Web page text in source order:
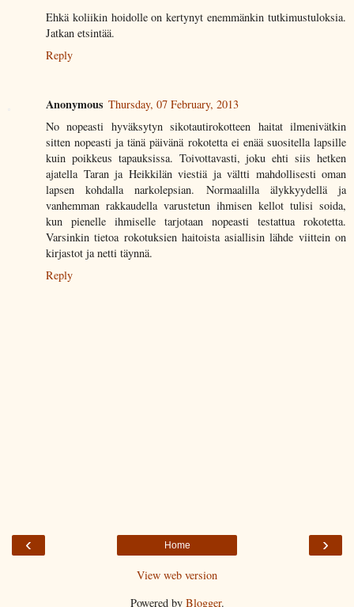
Ehkä koliikin hoidolle on kertynyt enemmänkin tutkimustuloksia.
Jatkan etsintää.
Reply
Anonymous Thursday, 07 February, 2013
No nopeasti hyväksytyn sikotautirokotteen haitat ilmenivätkin
sitten nopeasti ja tänä päivänä rokotetta ei enää suositella lapsille
kuin poikkeus tapauksissa. Toivottavasti, joku ehti siis hetken
ajatella Taran ja Heikkilän viestiä ja vältti mahdollisesti oman
lapsen kohdalla narkolepsian. Normaalilla älykkyydellä ja
vanhemman rakkaudella varustetun ihmisen kellot tulisi soida,
kun pienelle ihmiselle tarjotaan nopeasti testattua rokotetta.
Varsinkin tietoa rokotuksien haitoista asiallisin lähde viittein on
kirjastot ja netti täynnä.
Reply
‹ ›
Home
View web version
Powered by Blogger.